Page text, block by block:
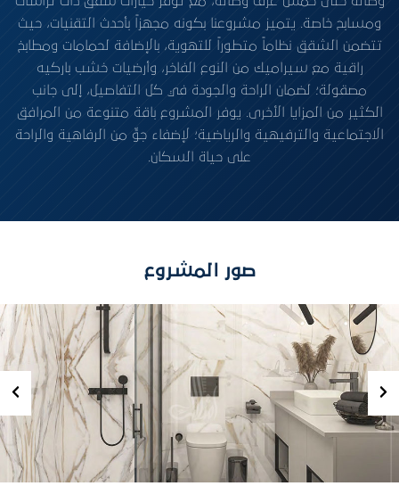
ومسابح خاصة. يتميز مشروعنا بكونه مجهزاً بأحدث التقنيات، حيث
تتضمن الشقق نظاماً متطوراً للتهوية، بالإضافة لحمامات ومطابخ
راقية مع سيراميك من النوع الفاخر، وأرضيات خشب باركيه
مصقولة؛ لضمان الراحة والجودة في كل التفاصيل، إلى جانب
الكثير من المزايا الأخرى. يوفر المشروع باقة متنوعة من المرافق
الاجتماعية والترفيهية والرياضية؛ لإضفاء جوٍّ من الرفاهية والراحة
على حياة السكان.
صور المشروع